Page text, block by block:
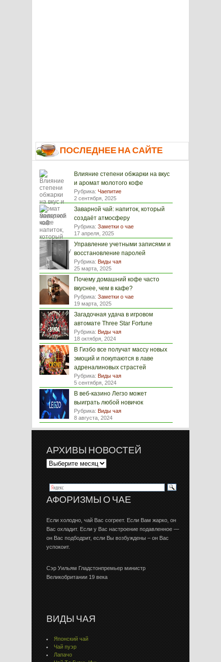
ПОСЛЕДНЕЕ НА САЙТЕ
Влияние степени обжарки на вкус
и аромат молотого кофе
Рубрика: Чаепитие
2 сентября, 2025
Заварной чай: напиток, который
создаёт атмосферу
Рубрика: Заметки о чае
17 апреля, 2025
Управление учетными записями и
восстановление паролей
Рубрика: Виды чая
25 марта, 2025
Почему домашний кофе часто
вкуснее, чем в кафе?
Рубрика: Заметки о чае
19 марта, 2025
Загадочная удача в игровом
автомате Three Star Fortune
Рубрика: Виды чая
18 октября, 2024
В Гизбо все получат массу новых
эмоций и покупаются в лаве
адреналиновых страстей
Рубрика: Виды чая
5 сентября, 2024
В веб-казино Легзо может
выиграть любой новичок
Рубрика: Виды чая
8 августа, 2024
АРХИВЫ НОВОСТЕЙ
АФОРИЗМЫ О ЧАЕ
Если холодно, чай Вас согреет. Если Вам жарко, он
Вас охладит. Если у Вас настроение подавленное —
он Вас подбодрит, если Вы возбуждены – он Вас
успокоит.
Сэр Уильям Гладстонпремьер министр
Великобритании 19 века
ВИДЫ ЧАЯ
Японский чай
Чай пуэр
Лапачо